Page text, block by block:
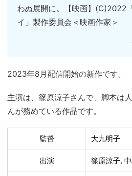
わぬ展開に。【映画】(C)2022
イ」製作委員会＜映画作家＞
2023年8月配信開始の新作です。
主演は、篠原涼子さんで、脚本は
んが務めている作品です。
監督 大九明子
出演 篠原涼子,